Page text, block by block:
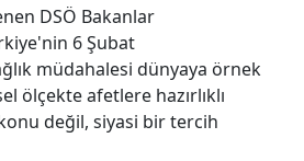
DSÖ Bakanlar
6 Şubat
müdahalesi dünyaya örnek
ölçekte afetlere hazırlıklı
değil, siyasi bir tercih